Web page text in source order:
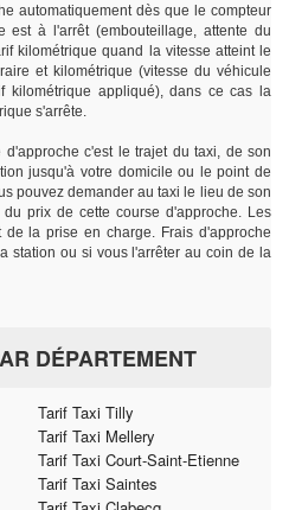
automatiquement dès que le compteur
à l'arrêt (embouteillage, attente du
kilométrique quand la vitesse atteint le
et kilométrique (vitesse du véhicule
kilométrique appliqué), dans ce cas la
s'arrête.
d'approche c'est le trajet du taxi, de son
jusqu'à votre domicile ou le point de
pouvez demander au taxi le lieu de son
prix de cette course d'approche. Les
la prise en charge. Frais d'approche
station ou si vous l'arrêter au coin de la
DÉPARTEMENT
Tarif Taxi Tilly
Tarif Taxi Mellery
Tarif Taxi Court-Saint-Etienne
Tarif Taxi Saintes